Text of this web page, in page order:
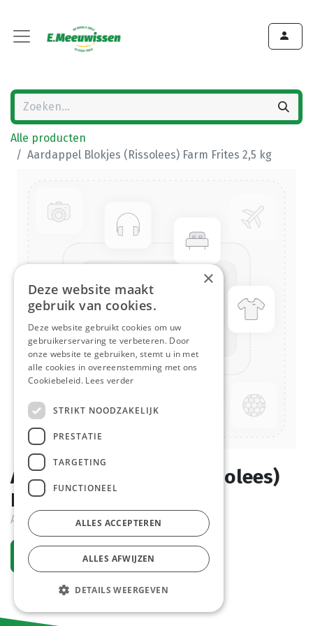
Alle producten
Aardappel Blokjes (Rissolees) Farm Frites 2,5 kg
Aardappel Blokjes (Rissolees)
Farm Frites 2,5 kg
Actief
Vraag een account aan
×
Deze website maakt
gebruik van cookies.
Deze website gebruikt cookies om uw
gebruikerservaring te verbeteren. Door
onze website te gebruiken, stemt u in met
alle cookies in overeenstemming met ons
Cookiebeleid. Lees verder
STRIKT NOODZAKELIJK
PRESTATIE
TARGETING
FUNCTIONEEL
ALLES ACCEPTEREN
ALLES AFWIJZEN
DETAILS WEERGEVEN